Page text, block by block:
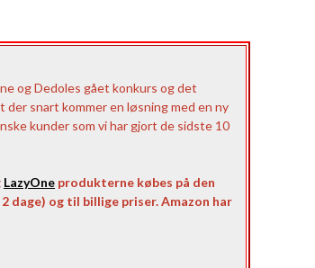
og Dedoles gået konkurs og det
der snart kommer en løsning med en ny
kunder som vi har gjort de sidste 10
LazyOne produkterne købes på den
dage) og til billige priser. Amazon har